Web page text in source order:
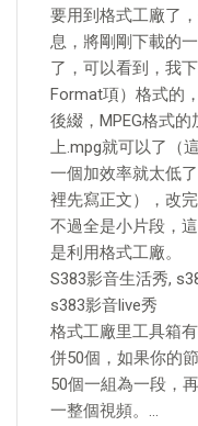
要用到格式工廠了
息，將剛剛下載的
了，可以看到，我
Format項）格式的
後綴，MPEG格式
上.mpg就可以了（
一個加效率就太低
裡先寫正文），改
不過全是小片段，
是利用格式工廠。
S383影音生活秀,
s383影音live秀
格式工廠里工具箱
併50個，如果你的
50個一組為一段，
一整個視頻。…